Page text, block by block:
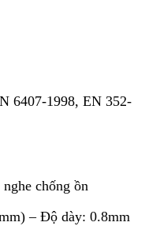
6407-1998, EN 352-
chống ồn
– Độ dày: 0.8mm